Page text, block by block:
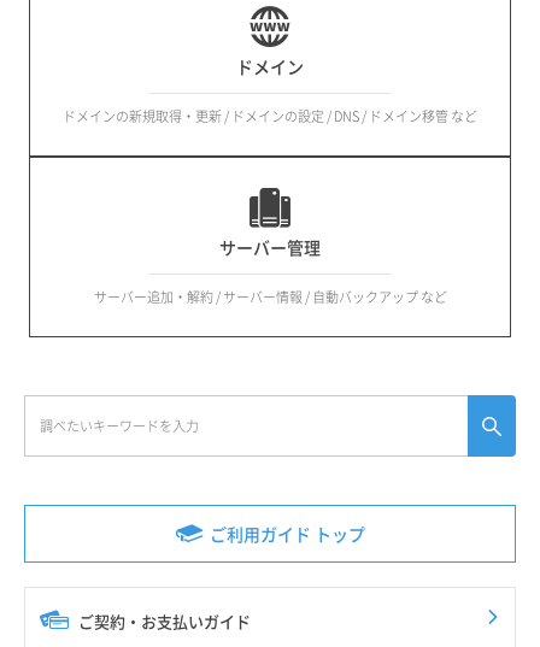
ご利用ガイド トップ
ご契約・お支払いガイド
ドメイン
ドメインの新規取得・更新 / ドメインの設定 / DNS / ドメイン移管 など
サーバー管理
サーバー追加・解約 / サーバー情報 / 自動バックアップ など